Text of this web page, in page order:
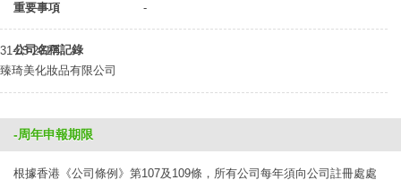
重要事項 -
公司名稱記錄
31-03-2017
臻琦美化妝品有限公司
-周年申報期限
根據香港《公司條例》第107及109條，所有公司每年須向公司註冊處處